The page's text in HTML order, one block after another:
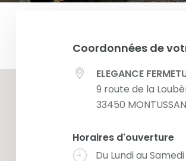
Coordonnées de
ELEGANCE
9 route de la
33450 MONTUSSAN
Horaires d'ouverture
Du Lundi au